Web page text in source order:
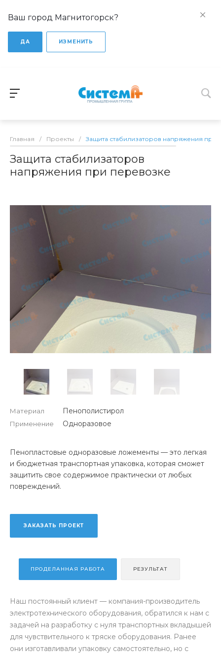
Ваш город Магнитогорск?
ДА ИЗМЕНИТЬ
Главная / Проекты / Защита стабилизаторов напряжения при
Защита стабилизаторов
напряжения при перевозке
Материал
Применение
Пенополистирол
Одноразовое
Пенопластовые одноразовые ложементы — это легкая
и бюджетная транспортная упаковка, которая сможет
защитить свое содержимое практически от любых
повреждений.
ЗАКАЗАТЬ ПРОЕКТ
ПРОДЕЛАННАЯ РАБОТА РЕЗУЛЬТАТ
Наш постоянный клиент — компания-производитель
электротехнического оборудования, обратился к нам с
задачей на разработку с нуля транспортных вкладышей
для чувствительного к тряске оборудования. Ранее
они изготавливали упаковку самостоятельно, но с